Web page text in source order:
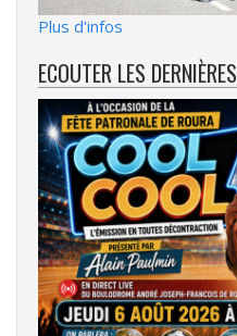
Plus d'infos
ECOUTER LES